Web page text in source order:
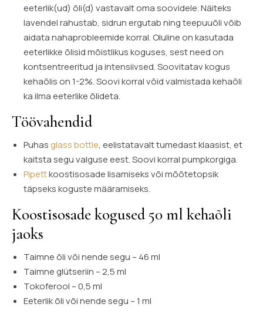
eeterlik(ud) õli(d) vastavalt oma soovidele. Näiteks
lavendel rahustab, sidrun ergutab ning teepuuõli võib
aidata nahaprobleemide korral. Oluline on kasutada
eeterlikke õlisid mõistlikus koguses, sest need on
kontsentreeritud ja intensiivsed. Soovitatav kogus
kehaõlis on 1-2%. Soovi korral võid valmistada kehaõli
ka ilma eeterlike õlideta.
Töövahendid
Puhas glass bottle, eelistatavalt tumedast klaasist, et
kaitsta segu valguse eest. Soovi korral pumpkorgiga.
Pipettkoostisosade lisamiseks või mõõtetopsik
täpseks koguste määramiseks.
Koostisosade kogused 50 ml kehaõli
jaoks
Taimne õli või nende segu – 46 ml
Taimne glütseriin – 2,5 ml
Tokoferool – 0,5 ml
Eeterlik õli või nende segu – 1 ml